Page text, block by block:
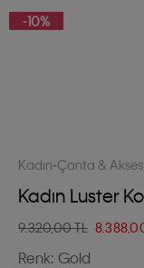
-10%
Kadın Çanta &
Kadın Luster
9.320,00 TL
Renk: Gold